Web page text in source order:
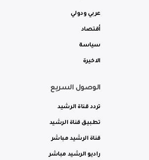
عربي ودولي
أقتصاد
سياسة
الاخيرة
الوصول السريع
تردد قناة الرشيد
تطبيق قناة الرشيد
قناة الرشيد مباشر
راديو الرشيد مباشر